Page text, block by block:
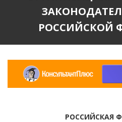
РОССИЙСКОЙ
РОССИЙСКАЯ